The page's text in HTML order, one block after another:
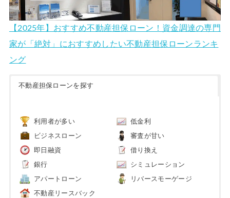
【2025年】おすすめ不動産担保ローン！資金調達の専門
家が「絶対」におすすめしたい不動産担保ローンランキ
ング
不動産担保ローンを探す
利用者が多い 低金利
ビジネスローン 審査が甘い
即日融資 借り換え
銀行 シミュレーション
アパートローン リバースモーゲージ
不動産リースバック